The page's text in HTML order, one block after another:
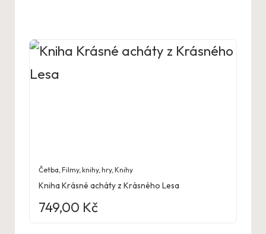
Četba,Filmy, knihy, hry,Knihy
Kniha Krásné acháty z Krásného Lesa
749,00 Kč